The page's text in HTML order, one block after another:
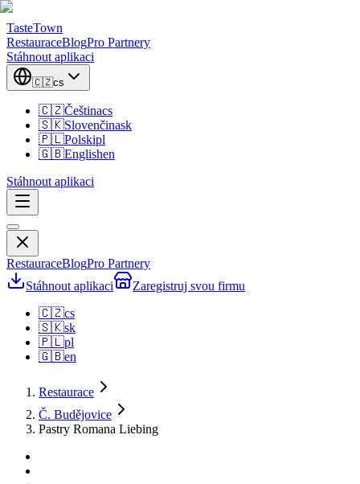
TasteTown
RestauraceBlogPro Partnery
Stáhnout aplikaci
🇨🇿cs
🇨🇿Češtinacs
🇸🇰Slovenčinask
🇵🇱Polskipl
🇬🇧Englishen
Stáhnout aplikaci
RestauraceBlogPro Partnery
Stáhnout aplikaci
Zaregistruj svou firmu
🇨🇿cs
🇸🇰sk
🇵🇱pl
🇬🇧en
Restaurace
Č. Budějovice
Pastry Romana Liebing